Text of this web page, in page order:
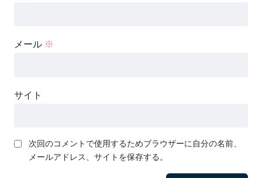
メール ※
サイト
次回のコメントで使用するためブラウザーに自分の名前、
メールアドレス、サイトを保存する。